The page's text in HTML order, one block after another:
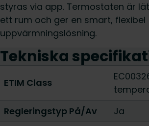
styras via app. Termostaten är
ett rum och ger en smart, flexibel
uppvärmningslösning.
Tekniska
ETIM Class
Regleringstyp På/Av
Ja